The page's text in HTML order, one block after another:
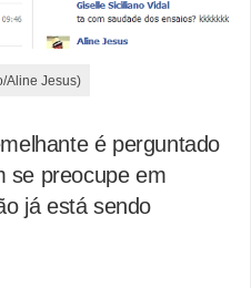
Aline Jesus)
é perguntado
se preocupe em
já está sendo